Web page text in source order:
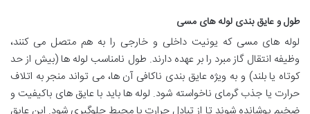
طول و عایق بندی لوله های مسی
لوله های مسی که یونیت داخلی و خارجی را به هم متصل می کنند،
وظیفه انتقال گاز مبرد را بر عهده دارند. طول نامناسب لوله ها (بیش از حد
کوتاه یا بلند) و به ویژه عایق بندی ناکافی آن ها، می تواند منجر به اتلاف
حرارت یا جذب گرمای ناخواسته شود. لوله ها باید با عایق های باکیفیت و